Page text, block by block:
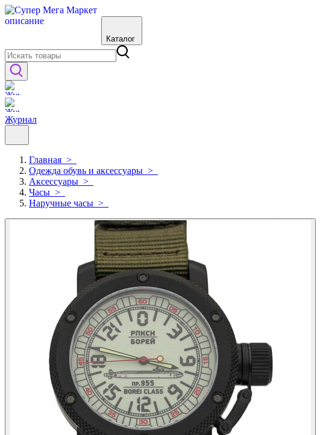
Каталог
Журнал
Главная >
Одежда обувь и аксессуары >
Аксессуары >
Часы >
Наручные часы >